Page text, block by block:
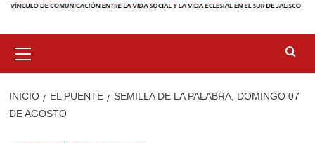
primario
INICIO EL PUENTE
SEMILLA DE LA PALABRA, DOMINGO 07
DE AGOSTO